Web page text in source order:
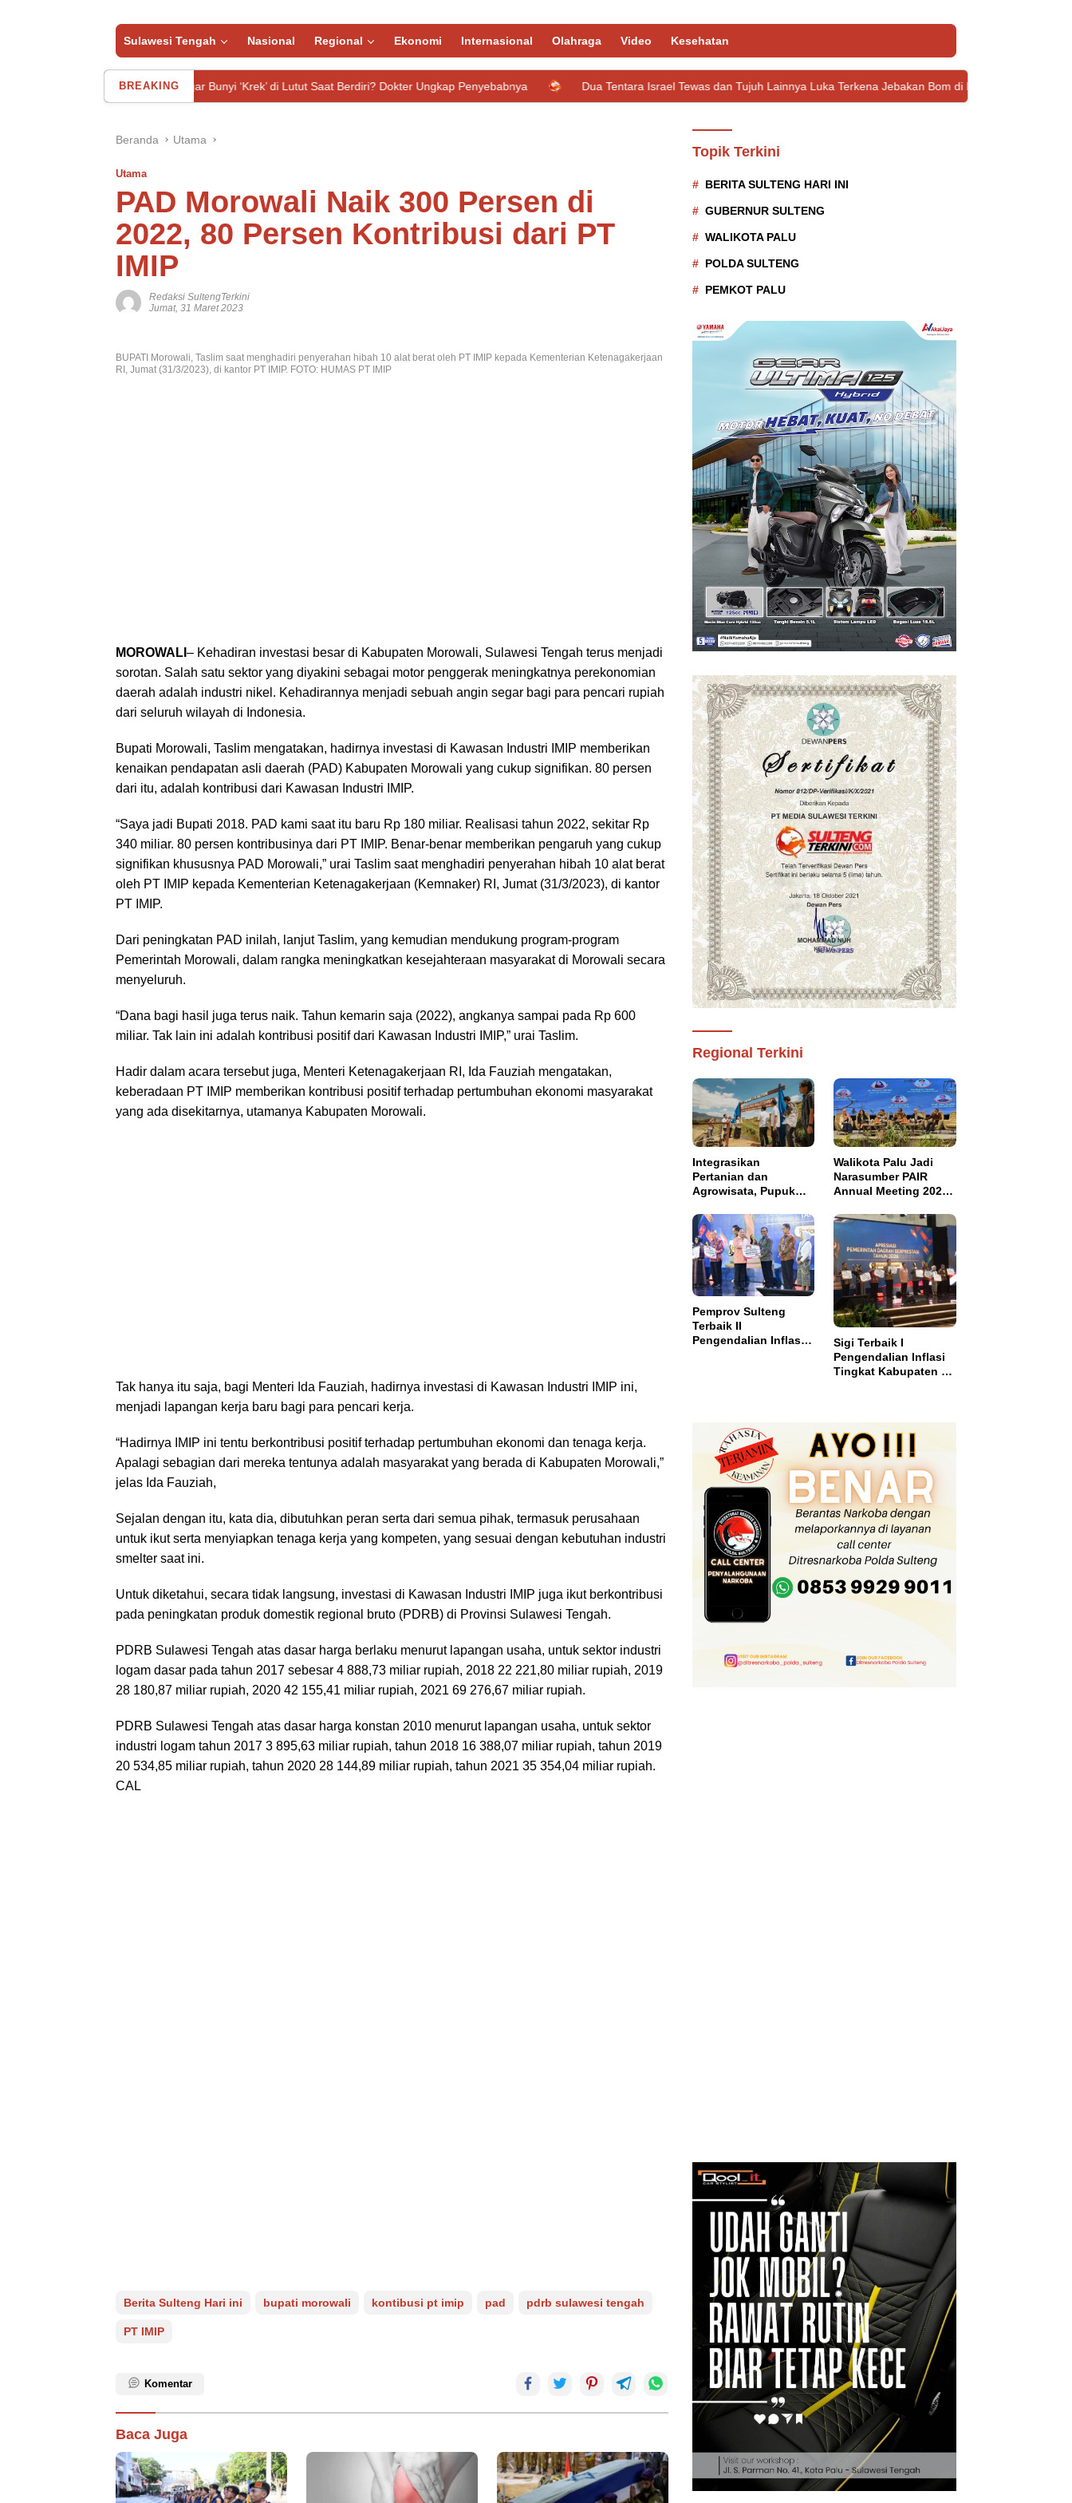
Sulawesi Tengah Nasional Regional Ekonomi Internasional Olahraga Video Kesehatan
BREAKING
Pernah Dengar Bunyi ‘Krek’ di Lutut Saat Berdiri? Dokter Ungkap Penyebabnya Dua Tentara Israel Tewas dan Tujuh Lainnya Luka Terkena Jebakan Bom di Lebanon
Beranda Utama
Utama
PAD Morowali Naik 300 Persen di
2022, 80 Persen Kontribusi dari PT
IMIP
Redaksi SultengTerkini
Jumat, 31 Maret 2023
BUPATI Morowali, Taslim saat menghadiri penyerahan hibah 10 alat berat oleh PT IMIP kepada Kementerian Ketenagakerjaan
RI, Jumat (31/3/2023), di kantor PT IMIP. FOTO: HUMAS PT IMIP
MOROWALI – Kehadiran investasi besar di Kabupaten Morowali, Sulawesi Tengah terus menjadi
sorotan. Salah satu sektor yang diyakini sebagai motor penggerak meningkatnya perekonomian
daerah adalah industri nikel. Kehadirannya menjadi sebuah angin segar bagi para pencari rupiah
dari seluruh wilayah di Indonesia.
Bupati Morowali, Taslim mengatakan, hadirnya investasi di Kawasan Industri IMIP memberikan
kenaikan pendapatan asli daerah (PAD) Kabupaten Morowali yang cukup signifikan. 80 persen
dari itu, adalah kontribusi dari Kawasan Industri IMIP.
“Saya jadi Bupati 2018. PAD kami saat itu baru Rp 180 miliar. Realisasi tahun 2022, sekitar Rp
340 miliar. 80 persen kontribusinya dari PT IMIP. Benar-benar memberikan pengaruh yang cukup
signifikan khususnya PAD Morowali,” urai Taslim saat menghadiri penyerahan hibah 10 alat berat
oleh PT IMIP kepada Kementerian Ketenagakerjaan (Kemnaker) RI, Jumat (31/3/2023), di kantor
PT IMIP.
Dari peningkatan PAD inilah, lanjut Taslim, yang kemudian mendukung program-program
Pemerintah Morowali, dalam rangka meningkatkan kesejahteraan masyarakat di Morowali secara
menyeluruh.
“Dana bagi hasil juga terus naik. Tahun kemarin saja (2022), angkanya sampai pada Rp 600
miliar. Tak lain ini adalah kontribusi positif dari Kawasan Industri IMIP,” urai Taslim.
Hadir dalam acara tersebut juga, Menteri Ketenagakerjaan RI, Ida Fauziah mengatakan,
keberadaan PT IMIP memberikan kontribusi positif terhadap pertumbuhan ekonomi masyarakat
yang ada disekitarnya, utamanya Kabupaten Morowali.
Tak hanya itu saja, bagi Menteri Ida Fauziah, hadirnya investasi di Kawasan Industri IMIP ini,
menjadi lapangan kerja baru bagi para pencari kerja.
“Hadirnya IMIP ini tentu berkontribusi positif terhadap pertumbuhan ekonomi dan tenaga kerja.
Apalagi sebagian dari mereka tentunya adalah masyarakat yang berada di Kabupaten Morowali,”
jelas Ida Fauziah,
Sejalan dengan itu, kata dia, dibutuhkan peran serta dari semua pihak, termasuk perusahaan
untuk ikut serta menyiapkan tenaga kerja yang kompeten, yang sesuai dengan kebutuhan industri
smelter saat ini.
Untuk diketahui, secara tidak langsung, investasi di Kawasan Industri IMIP juga ikut berkontribusi
pada peningkatan produk domestik regional bruto (PDRB) di Provinsi Sulawesi Tengah.
PDRB Sulawesi Tengah atas dasar harga berlaku menurut lapangan usaha, untuk sektor industri
logam dasar pada tahun 2017 sebesar 4 888,73 miliar rupiah, 2018 22 221,80 miliar rupiah, 2019
28 180,87 miliar rupiah, 2020 42 155,41 miliar rupiah, 2021 69 276,67 miliar rupiah.
PDRB Sulawesi Tengah atas dasar harga konstan 2010 menurut lapangan usaha, untuk sektor
industri logam tahun 2017 3 895,63 miliar rupiah, tahun 2018 16 388,07 miliar rupiah, tahun 2019
20 534,85 miliar rupiah, tahun 2020 28 144,89 miliar rupiah, tahun 2021 35 354,04 miliar rupiah.
CAL
Berita Sulteng Hari ini bupati morowali kontibusi pt imip pad pdrb sulawesi tengah
PT IMIP
Komentar
Baca Juga
Topik Terkini
BERITA SULTENG HARI INI
GUBERNUR SULTENG
WALIKOTA PALU
POLDA SULTENG
PEMKOT PALU
Regional Terkini
Integrasikan
Pertanian dan
Agrowisata, Pupuk
Kampung Sawah
Abadi di Bulutana
Sulsel
Walikota Palu Jadi
Narasumber PAIR
Annual Meeting 2026
Pemprov Sulteng
Terbaik II
Pengendalian Inflasi,
Sigi Terbaik I
Pengendalian Inflasi
Tingkat Kabupaten se